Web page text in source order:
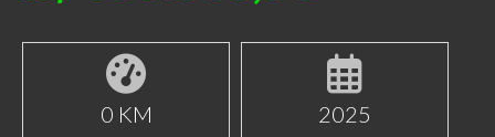
0 KM 2025